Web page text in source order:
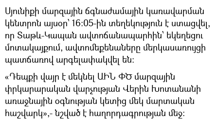
Սյունիքի մարզային ճգնաժամային կառավարման
կենտրոն այսօր՝ 16։05-ին տեղեկություն է ստացվել,
որ Տաթև-Կապան ավտոճանապարհին՝ եկեղեցու
մոտակայքում, ավտոմեքենաները մերկասառույցի
պատճառով արգելափակվել են։
«Դեպքի վայր է մեկնել ԱԻՆ ՓԾ մարզային
փրկարարական վարչության Վերին Խոտանանի
առաջնային օգնության կետից մեկ մարտական
հաշվարկ»,- նշված է հաղորդագրության մեջ։